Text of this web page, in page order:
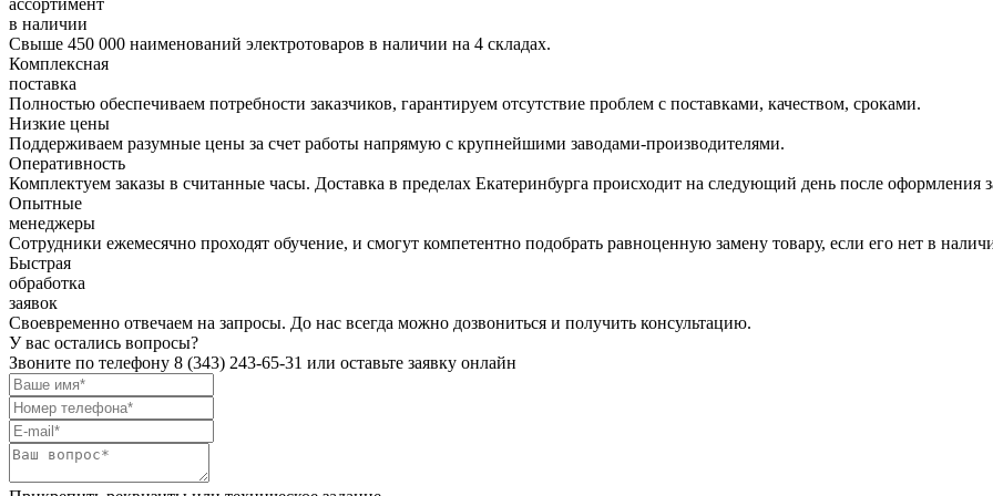
ассортимент
в наличии
Свыше 450 000 наименований электротоваров в наличии на 4 складах.
Комплексная
поставка
Полностью обеспечиваем потребности заказчиков, гарантируем отсутствие проблем с поставками, качеством, сроками.
Низкие цены
Поддерживаем разумные цены за счет работы напрямую с крупнейшими заводами-производителями.
Оперативность
Комплектуем заказы в считанные часы. Доставка в пределах Екатеринбурга происходит на следующий день после оформления
Опытные
менеджеры
Сотрудники ежемесячно проходят обучение, и смогут компетентно подобрать равноценную замену товару, если его нет в
Быстрая
обработка
заявок
Своевременно отвечаем на запросы. До нас всегда можно дозвониться и получить консультацию.
У вас остались вопросы?
Звоните по телефону 8 (343) 243-65-31 или оставьте заявку онлайн